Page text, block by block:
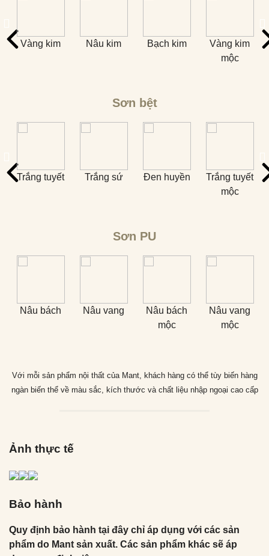
Vàng kim Nâu kim Bạch kim
Vàng kim
mộc
Sơn bệt
Trắng tuyết Trắng sứ Đen huyền
Trắng tuyết
mộc
Sơn PU
Nâu bách Nâu vang
Nâu bách
mộc
Nâu vang
mộc
Với mỗi sản phẩm nội thất của Mant, khách hàng có thể tùy biến hàng
ngàn biến thể về màu sắc, kích thước và chất liệu nhập ngoại cao cấp
Ảnh thực tế
Bảo hành
Quy định bảo hành tại đây chỉ áp dụng với các sản
phẩm do Mant sản xuất. Các sản phẩm khác sẽ áp